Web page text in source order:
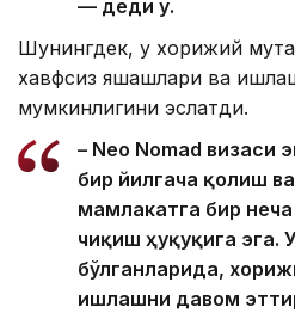
— деди у.
Шунингдек, у хорижий
хавфсиз яшашлари ва
мумкинлигини эслатди.
– Neo Nomad визаси
бир йилгача қолиш
мамлакатга бир
чиқиш ҳуқуқига эга.
бўлганларида,
ишлашни давом